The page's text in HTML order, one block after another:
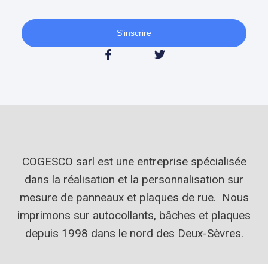
S'inscrire
COGESCO sarl est une entreprise spécialisée
dans la réalisation et la personnalisation sur
mesure de panneaux et plaques de rue. Nous
imprimons sur autocollants, bâches et plaques
depuis 1998 dans le nord des Deux-Sèvres.